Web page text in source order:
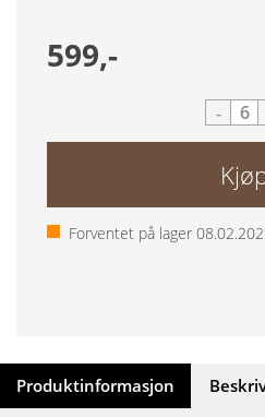
599,-
-
Forventet på lager
Produktinformasjon